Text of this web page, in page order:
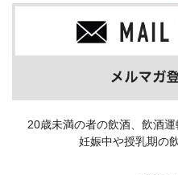
20歳未満の者の飲酒、飲酒運
妊娠中や授乳期の